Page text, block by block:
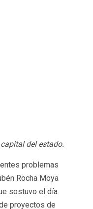
del estado.
problemas
Rocha Moya
sostuvo el día
proyectos de